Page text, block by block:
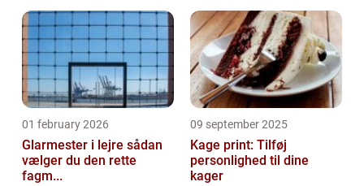
01 february 2026
Glarmester i lejre sådan
vælger du den rette
fagm...
09 september 2025
Kage print: Tilføj
personlighed til dine
kager